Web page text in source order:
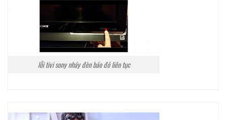
lỗi tivi sony nháy đèn báo đỏ liên tục